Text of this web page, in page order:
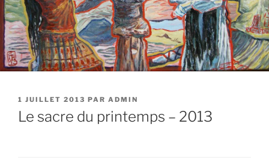
PUBLIÉ
LE
1 JUILLET 2013 PAR ADMIN
Le sacre du printemps – 2013